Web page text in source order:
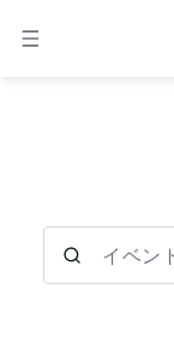
メニュー